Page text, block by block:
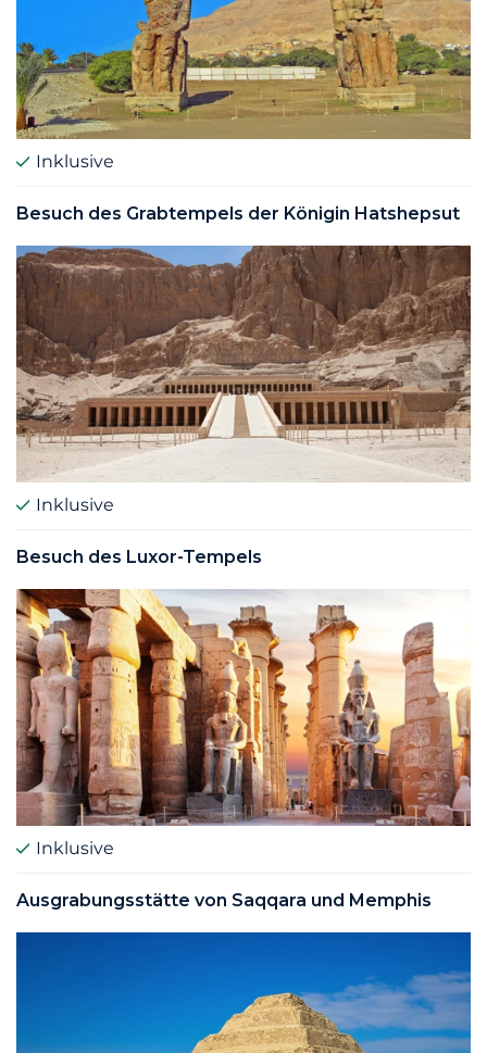
Inklusive
Besuch des Grabtempels der Königin Hatshepsut
Inklusive
Besuch des Luxor-Tempels
Inklusive
Ausgrabungsstätte von Saqqara und Memphis